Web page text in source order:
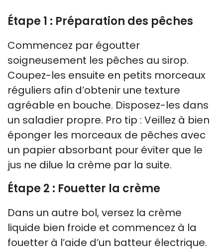
Étape 1 : Préparation des pêches
Commencez par égoutter
soigneusement les pêches au sirop.
Coupez-les ensuite en petits morceaux
réguliers afin d’obtenir une texture
agréable en bouche. Disposez-les dans
un saladier propre. Pro tip : Veillez à bien
éponger les morceaux de pêches avec
un papier absorbant pour éviter que le
jus ne dilue la crème par la suite.
Étape 2 : Fouetter la crème
Dans un autre bol, versez la crème
liquide bien froide et commencez à la
fouetter à l’aide d’un batteur électrique.